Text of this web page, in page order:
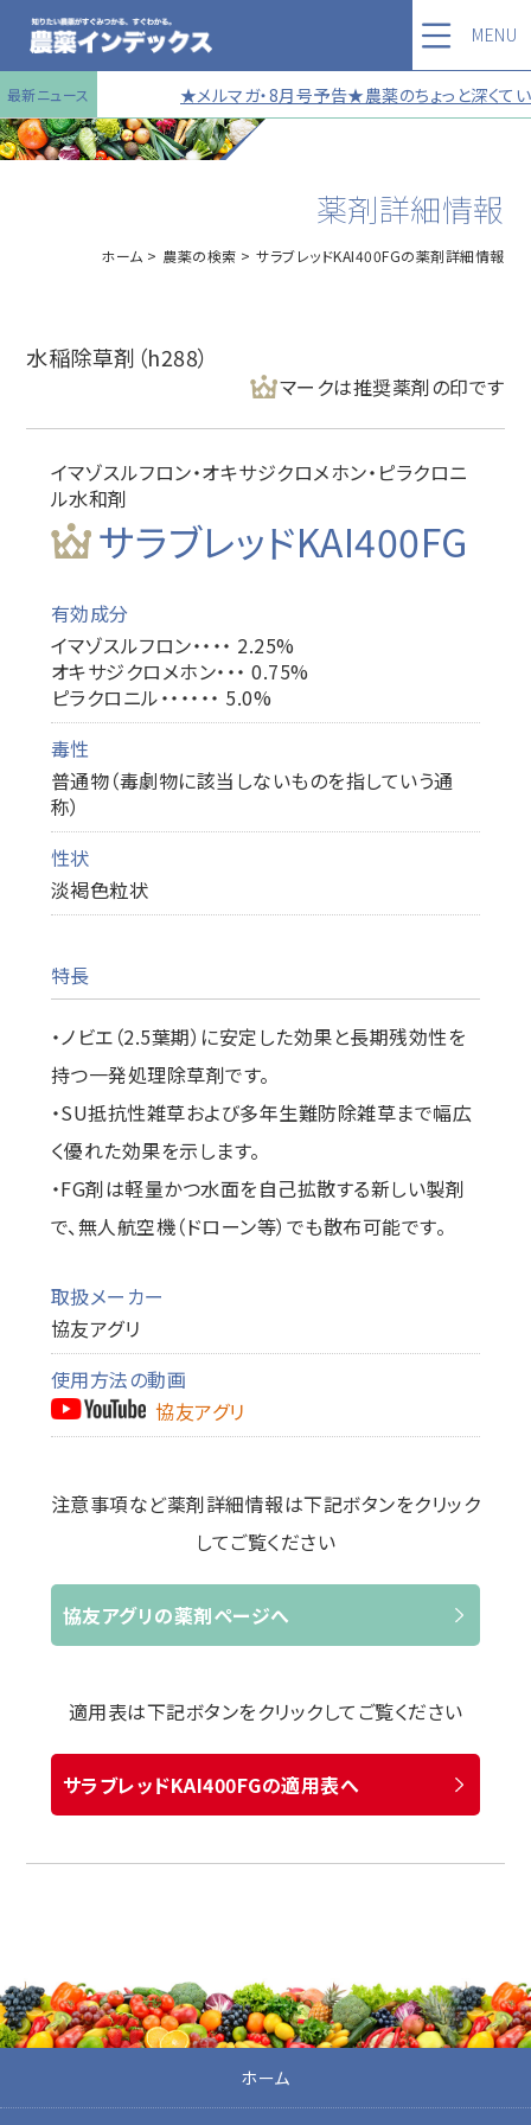
最新ニュース ★メルマガ・8月号予告★農薬のちょっと深く
MENU
薬剤詳細情報
ホーム 農薬の検索 サラブレッドKAI400FGの薬剤詳細情報
水稲除草剤（h288）
マークは推奨薬剤の印です
イマゾスルフロン・オキサジクロメホン・ピラクロニ
ル水和剤
サラブレッドKAI400FG
有効成分
イマゾスルフロン・・・・ 2.25%
オキサジクロメホン・・・ 0.75%
ピラクロニル・・・・・・ 5.0%
毒性
普通物（毒劇物に該当しないものを指していう通
称）
性状
淡褐色粒状
特長
・ノビエ（2.5葉期）に安定した効果と長期残効性を
持つ一発処理除草剤です。
・SU抵抗性雑草および多年生難防除雑草まで幅広
く優れた効果を示します。
・FG剤は軽量かつ水面を自己拡散する新しい製剤
で、無人航空機（ドローン等）でも散布可能です。
取扱メーカー
協友アグリ
使用方法の動画
協友アグリ
注意事項など薬剤詳細情報は下記ボタンをクリック
してご覧ください
協友アグリの薬剤ページへ
適用表は下記ボタンをクリックしてご覧ください
サラブレッドKAI400FGの適用表へ
ホーム